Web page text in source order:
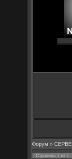
Форум »
Страница 1 из 1